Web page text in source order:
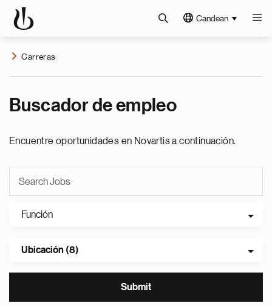
Candean
Carreras
Buscador de empleo
Encuentre oportunidades en Novartis a continuación.
Función
Ubicación (8)